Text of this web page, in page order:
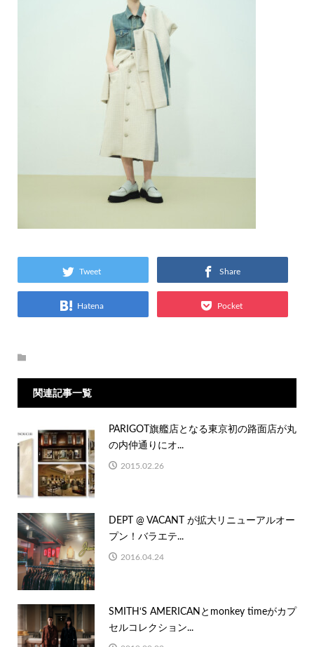
Tweet Share
Hatena Pocket
関連記事一覧
PARIGOT旗艦店となる東京初の路面店が丸
の内仲通りにオ...
2015.02.26
DEPT @ VACANT が拡大リニューアルオー
プン！バラエテ...
2016.04.24
SMITH‘S AMERICANとmonkey timeがカプ
セルコレクション...